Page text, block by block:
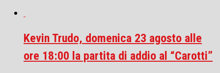
Kevin Trudo, domenica 23 agosto alle
ore 18:00 la partita di addio al “Carotti”